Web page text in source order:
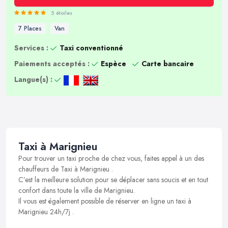
5 étoiles
7 Places Van
Services :
Taxi conventionné
Paiements acceptés :
Espèce
Carte bancaire
Langue(s) :
Taxi à Marignieu
Pour trouver un taxi proche de chez vous, faites appel à un des
chauffeurs de Taxi à Marignieu .
C’est la meilleure solution pour se déplacer sans soucis et en tout
confort dans toute la ville de Marignieu.
Il vous est également possible de réserver en ligne un taxi à
Marignieu 24h/7j .